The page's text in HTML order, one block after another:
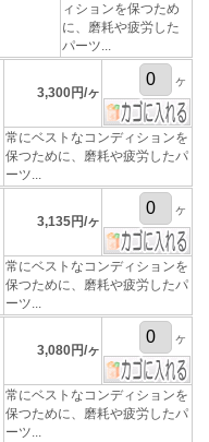
ィションを保つため
に、磨耗や疲労した
パーツ...
3,300円/ヶ
ヶ
常にベストなコンディションを
保つために、磨耗や疲労したパ
ーツ...
3,135円/ヶ
ヶ
常にベストなコンディションを
保つために、磨耗や疲労したパ
ーツ...
3,080円/ヶ
ヶ
常にベストなコンディションを
保つために、磨耗や疲労したパ
ーツ...